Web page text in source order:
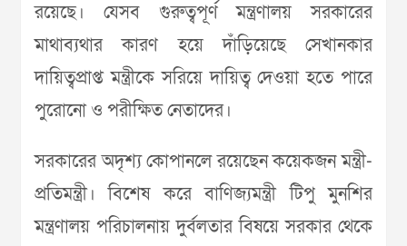
রয়েছে। যেসব গুরুত্বপূর্ণ মন্ত্রণালয় সরকারের
মাথাব্যথার কারণ হয়ে দাঁড়িয়েছে সেখানকার
দায়িত্বপ্রাপ্ত মন্ত্রীকে সরিয়ে দায়িত্ব দেওয়া হতে পারে
পুরোনো ও পরীক্ষিত নেতাদের।
সরকারের অদৃশ্য কোপানলে রয়েছেন কয়েকজন মন্ত্রী-
প্রতিমন্ত্রী। বিশেষ করে বাণিজ্যমন্ত্রী টিপু মুনশির
মন্ত্রণালয় পরিচালনায় দুর্বলতার বিষয়ে সরকার থেকে